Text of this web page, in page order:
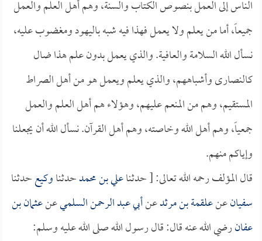
الناس إلى العمل بنصوص الكتاب والسنة، وهم أهل العلم والعمل
جميعاً، أما من يعلم ولا يعمل فهذا فيه شبه باليهود ومغضوب عليه،
نسأل الله السلامة والعافية. والذي يعمل بدون علم هذا ضال
كالنصارى وأشباههم، والذي يعلم ويعمل هو من أهل الصراط
المستقيم، وهم من المنعم عليهم، وهؤلاء هم أهل العلم والعمل
جمعياً، وهم أهل الله وخاصته، وهم أهل القرآن. نسأل الله أن يجعلنا
وإياكم منهم.
قال المؤلف رحمه الله تعالى: [ حدثناعلي بن محمدحدثناوكيعحدثنا
سفيانعنعلقمة بن مرثدعنأبي عبد الرحمن السلميعنعثمان بن
عفانرضي الله عنه قال: قال رسول الله صلى الله عليه وسلم: